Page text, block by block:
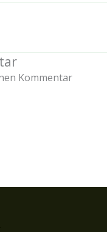
Kommentar